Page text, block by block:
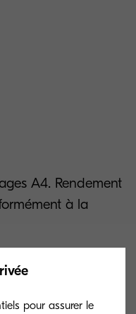
A4. Rendement
à la
pour assurer le